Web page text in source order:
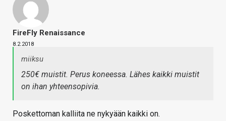
FireFly Renaissance
8.2.2018
miiksu
250€ muistit. Perus koneessa. Lähes kaikki muistit
on ihan yhteensopivia.
Poskettoman kalliita ne nykyään kaikki on.